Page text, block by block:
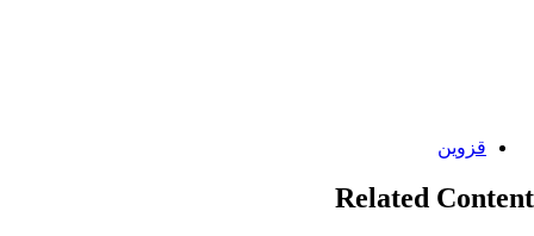
Categories:
قزوین
Related Content